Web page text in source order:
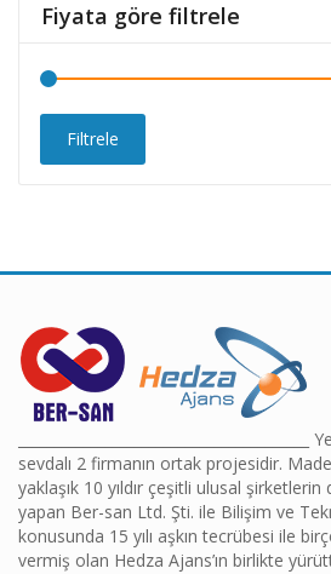
Fiyata göre filtrele
Filtrele
sevdalı 2 firmanın ortak projesidir.
yaklaşık 10 yıldır çeşitli ulusal
yapan Ber-san Ltd. Şti. ile Bilişim ve
konusunda 15 yılı aşkın tecrübesi ile
vermiş olan Hedza Ajans’ın birlikte